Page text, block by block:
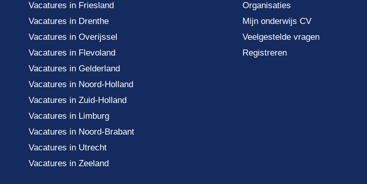
Vacatures in Friesland
Vacatures in Drenthe
Vacatures in Overijssel
Vacatures in Flevoland
Vacatures in Gelderland
Vacatures in Noord-Holland
Vacatures in Zuid-Holland
Vacatures in Limburg
Vacatures in Noord-Brabant
Vacatures in Utrecht
Vacatures in Zeeland
Organisaties
Mijn onderwijs CV
Veelgestelde vragen
Registreren